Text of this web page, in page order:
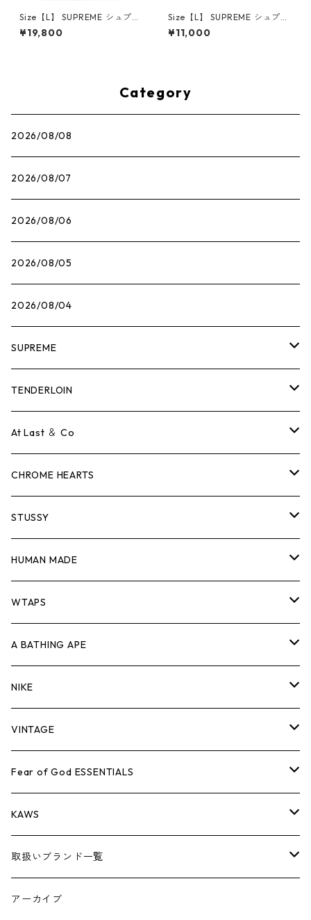
Size【L】 SUPREME シュプリ
ーム 25SS Mouse Tee White
Tシャツ 白 【新古品・未使用
¥19,800
Size【L】 SUPREME シュプリ
ーム ×The Exorcist 25FW Mo
ther L/S Tee Black ロンT 黒
¥11,000
Category
2026/08/08
2026/08/07
2026/08/06
2026/08/05
2026/08/04
SUPREME
Tシャツ
ロンTEE
スウェット/ニット
シャツ
ジャケット
パンツ
キャップ・ハット
バッグ
シューズ
小物
コラボレーション
×THE NORTH FACE
×COMME des GARCONS
シーズンアイテム
26SS
BOX LOGOアイテム
TENDERLOIN
Tシャツ
ロンTEE
スウェット/ニット
シャツ
ジャケット
パンツ
キャップ・ハット
バッグ
シューズ
小物
At Last ＆ Co
Tシャツ
ロンTEE
スウェット/ニット
シャツ
ジャケット
パンツ
キャップ・ハット
バッグ
シューズ
小物
CHROME HEARTS
Tシャツ
ロンTEE
スウェット/ニット
シャツ
ジャケット
パンツ
キャップ・ハット
バッグ
シューズ
小物
STUSSY
Tシャツ
ロンTEE
スウェット/ニット
シャツ
ジャケット
パンツ
キャップ・ハット
バッグ
シューズ
HUMAN MADE
Tシャツ
ロンT
スウェット/ニット
シャツ
ジャケット
パンツ
キャップ
バッグ
WTAPS
Tシャツ
ロンTEE
スウェット/ニット
シャツ
ジャケット
パンツ
キャップ・ハット
A BATHING APE
Tシャツ
ロンTEE
スウェット/ニット
シャツ
ジャケット
パンツ
NIKE
シューズ
AIR JORDAN 1
AIR JORDAN 3
アパレル・小物
VINTAGE
Tシャツ
ロンTEE
スウェット/ニット
ジャケット
Fear of God ESSENTIALS
Tシャツ
ロンTEE
スウェット/ニット
KAWS
アパレル
小物
取扱いブランド一覧
A
アーカイブ